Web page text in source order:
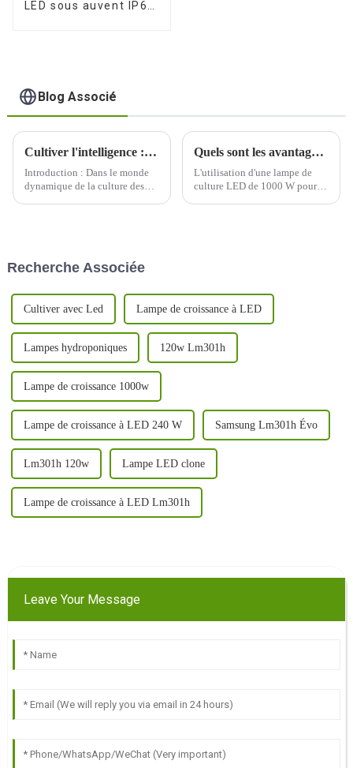
LED sous auvent IP66
Blog Associé
Cultiver l'intelligence : éclairer l'avenir avec des lampes de culture à LED
Introduction : Dans le monde
dynamique de la culture des
voyage pour cultiver de
difficile...
Quels sont les avantages du jardinage intérieur lorsqu'on utilise une lampe de culture LED de 1000 W ?
L'utilisation d'une lampe de
culture LED de 1000 W pour le
Recherche Associée
Cultiver avec Led Lampe de croissance à LED
Lampes hydroponiques 120w Lm301h
Lampe de croissance 1000w
Lampe de croissance à LED 240 W Samsung Lm301h Évo
Lm301h 120w Lampe LED clone
Lampe de croissance à LED Lm301h
Leave Your Message